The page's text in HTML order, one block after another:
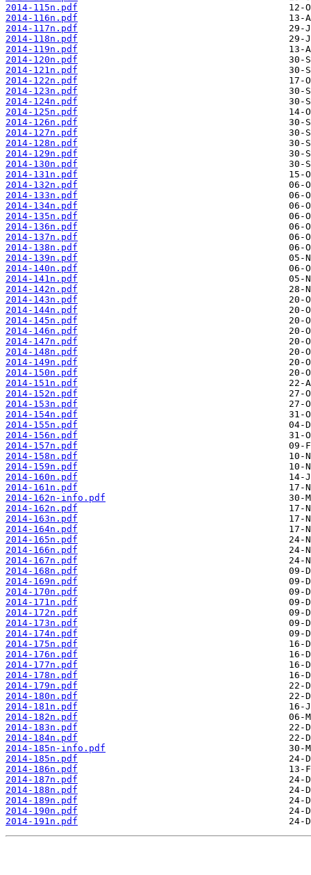
2014-115n.pdf
2014-116n.pdf
2014-117n.pdf
2014-118n.pdf
2014-119n.pdf
2014-120n.pdf
2014-121n.pdf
2014-122n.pdf
2014-123n.pdf
2014-124n.pdf
2014-125n.pdf
2014-126n.pdf
2014-127n.pdf
2014-128n.pdf
2014-129n.pdf
2014-130n.pdf
2014-131n.pdf
2014-132n.pdf
2014-133n.pdf
2014-134n.pdf
2014-135n.pdf
2014-136n.pdf
2014-137n.pdf
2014-138n.pdf
2014-139n.pdf
2014-140n.pdf
2014-141n.pdf
2014-142n.pdf
2014-143n.pdf
2014-144n.pdf
2014-145n.pdf
2014-146n.pdf
2014-147n.pdf
2014-148n.pdf
2014-149n.pdf
2014-150n.pdf
2014-151n.pdf
2014-152n.pdf
2014-153n.pdf
2014-154n.pdf
2014-155n.pdf
2014-156n.pdf
2014-157n.pdf
2014-158n.pdf
2014-159n.pdf
2014-160n.pdf
2014-161n.pdf
2014-162n-info.pdf
2014-162n.pdf
2014-163n.pdf
2014-164n.pdf
2014-165n.pdf
2014-166n.pdf
2014-167n.pdf
2014-168n.pdf
2014-169n.pdf
2014-170n.pdf
2014-171n.pdf
2014-172n.pdf
2014-173n.pdf
2014-174n.pdf
2014-175n.pdf
2014-176n.pdf
2014-177n.pdf
2014-178n.pdf
2014-179n.pdf
2014-180n.pdf
2014-181n.pdf
2014-182n.pdf
2014-183n.pdf
2014-184n.pdf
2014-185n-info.pdf
2014-185n.pdf
2014-186n.pdf
2014-187n.pdf
2014-188n.pdf
2014-189n.pdf
2014-190n.pdf
2014-191n.pdf